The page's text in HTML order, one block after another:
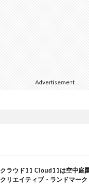
Advertisement
クラウド11 Cloud11は空中庭
クリエイティブ・ランドマーク